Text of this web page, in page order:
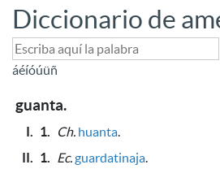
Diccionario de
áéíóúüñ
guanta.
I. 1. Ch. huanta.
II. 1. Ec.guardatinaja.